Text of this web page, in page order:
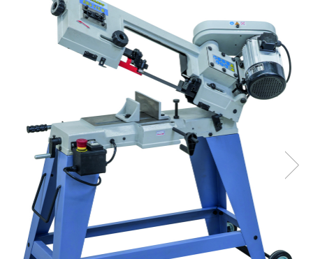
Ferastraie automate cu banda si
doua coloane
Ferastraie metal cu banda si taiere
dubla semiautomate
Ferastraie prelucrare metal cu
Ferastraie verticale
Strunguri pentru metal
Strunguri CNC
Strunguri cu cutie de viteze
Strunguri cu surub de ghidare
Strunguri de precizie
Strunguri metal cu freza
Strunguri universale